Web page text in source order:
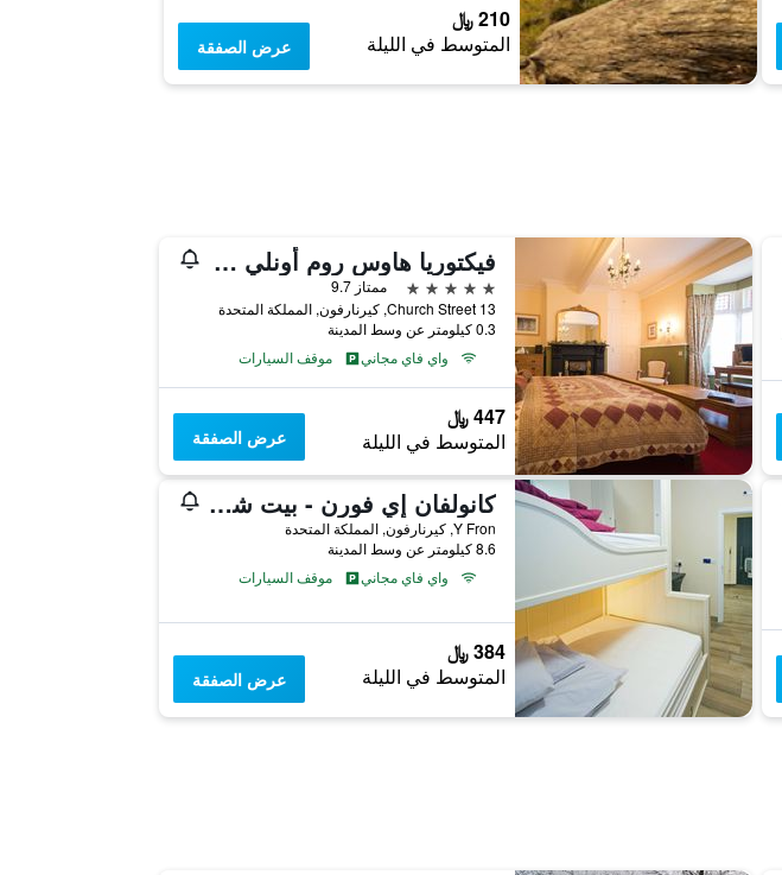
210 ﷼
المتوسط في الليلة عرض الصفقة
فيكتوريا هاوس روم أونلي أكوموديشن
5 نجوم
ممتاز 9.7
13 Church Street, كيرنارفون, المملكة المتحدة
0.3 كيلومتر عن وسط المدينة
واي فاي مجاني
موقف السيارات
447 ﷼
المتوسط في الليلة عرض الصفقة
كانولفان إي فورن - بيت شباب
Y Fron, كيرنارفون, المملكة المتحدة
8.6 كيلومتر عن وسط المدينة
واي فاي مجاني
موقف السيارات
384 ﷼
المتوسط في الليلة عرض الصفقة